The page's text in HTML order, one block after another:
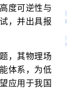
度可逆性与
，并出具报
，其物理场
体系，为低
应用于我国